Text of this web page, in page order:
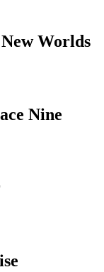
Worlds
Nine